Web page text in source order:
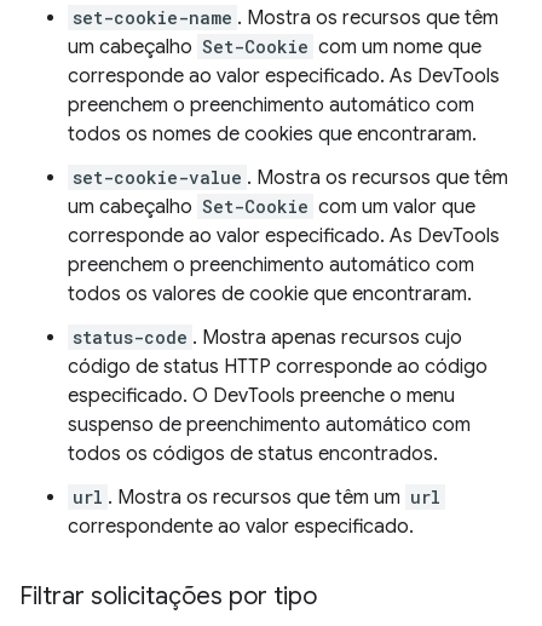
set-cookie-name . Mostra os recursos que têm
um cabeçalho Set-Cookie com um nome que
corresponde ao valor especificado. As DevTools
preenchem o preenchimento automático com
todos os nomes de cookies que encontraram.
set-cookie-value . Mostra os recursos que têm
um cabeçalho Set-Cookie com um valor que
corresponde ao valor especificado. As DevTools
preenchem o preenchimento automático com
todos os valores de cookie que encontraram.
status-code . Mostra apenas recursos cujo
código de status HTTP corresponde ao código
especificado. O DevTools preenche o menu
suspenso de preenchimento automático com
todos os códigos de status encontrados.
url . Mostra os recursos que têm um url
correspondente ao valor especificado.
Filtrar solicitações por tipo